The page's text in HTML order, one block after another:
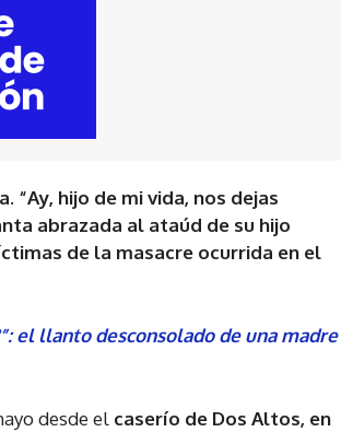
“Ay, hijo de mi vida, nos dejas
abrazada al ataúd de su hijo
de la masacre ocurrida en el
el llanto desconsolado de una madre
desde el caserío de Dos Altos, en